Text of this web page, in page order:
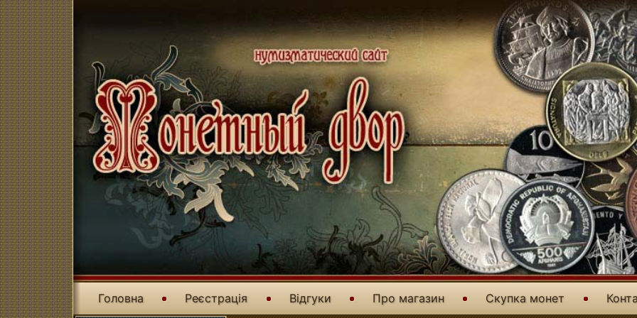
Головна Реєстрація Відгуки Про магазин Скупка монет